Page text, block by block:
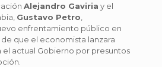
Alejandro Gaviria y el
Gustavo Petro
enfrentamiento público en
que el economista lanzara
actual Gobierno por presuntos